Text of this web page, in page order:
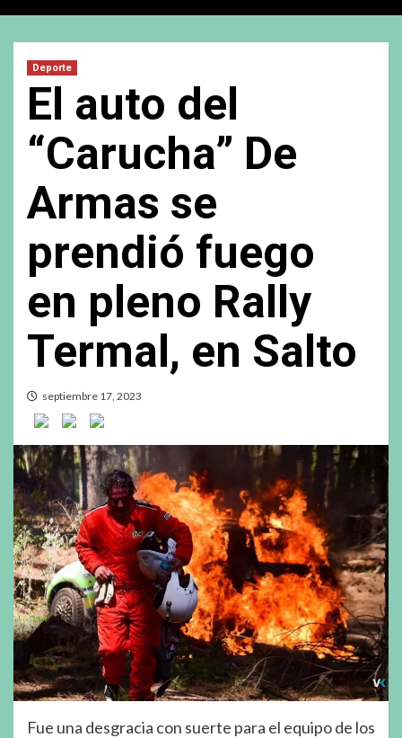
Deporte
El auto del
“Carucha” De
Armas se
prendió fuego
en pleno Rally
Termal, en Salto
septiembre 17, 2023
Fue una desgracia con suerte para el equipo de los